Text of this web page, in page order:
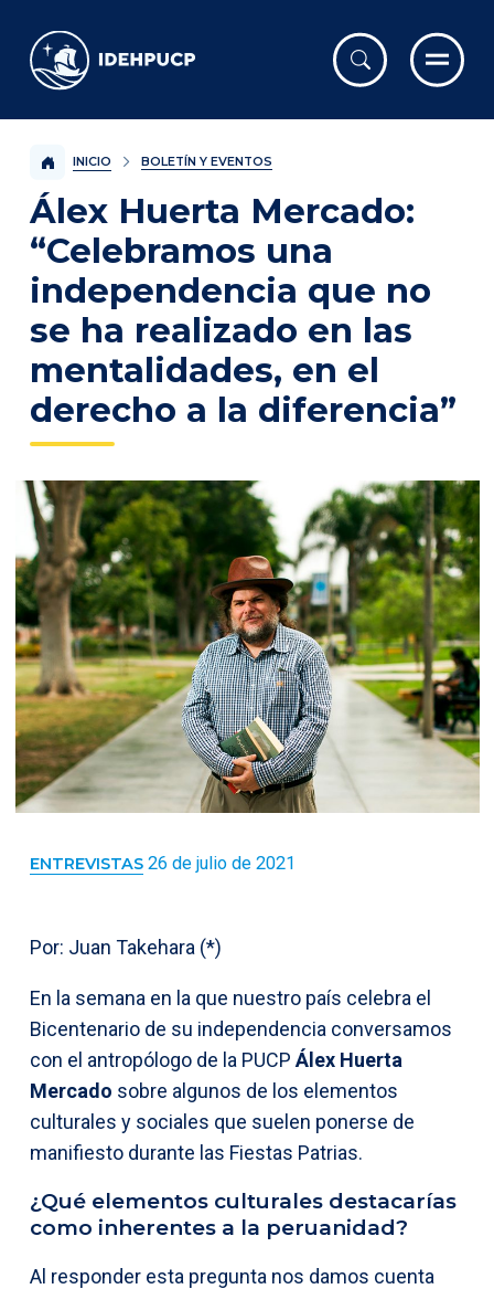
IDEHPUCP
INICIO BOLETÍN Y EVENTOS
Álex Huerta Mercado:
“Celebramos una
independencia que no
se ha realizado en las
mentalidades, en el
derecho a la diferencia”
ENTREVISTAS 26 de julio de 2021
Por: Juan Takehara (*)
En la semana en la que nuestro país celebra el
Bicentenario de su independencia conversamos
con el antropólogo de la PUCP Álex Huerta
Mercado sobre algunos de los elementos
culturales y sociales que suelen ponerse de
manifiesto durante las Fiestas Patrias.
¿Qué elementos culturales destacarías
como inherentes a la peruanidad?
Al responder esta pregunta nos damos cuenta